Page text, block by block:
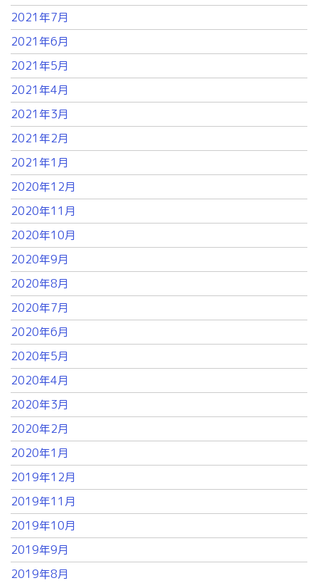
2021年7月
2021年6月
2021年5月
2021年4月
2021年3月
2021年2月
2021年1月
2020年12月
2020年11月
2020年10月
2020年9月
2020年8月
2020年7月
2020年6月
2020年5月
2020年4月
2020年3月
2020年2月
2020年1月
2019年12月
2019年11月
2019年10月
2019年9月
2019年8月